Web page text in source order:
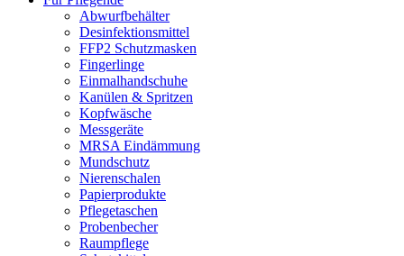
Abwurfbehälter
Desinfektionsmittel
FFP2 Schutzmasken
Fingerlinge
Einmalhandschuhe
Kanülen & Spritzen
Kopfwäsche
Messgeräte
MRSA Eindämmung
Mundschutz
Nierenschalen
Papierprodukte
Pflegetaschen
Probenbecher
Raumpflege